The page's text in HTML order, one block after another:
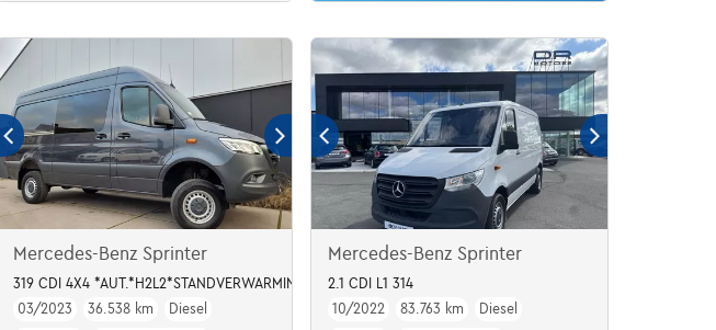
Mercedes-Benz Sprinter
319 CDI 4X4 *AUT.*H2L2*STANDVERWARMING*CAMERA*
03/2023
36.538 km
Diesel
Mercedes-Benz Sprinter
2.1 CDI L1 314
10/2022
83.763 km
Diesel